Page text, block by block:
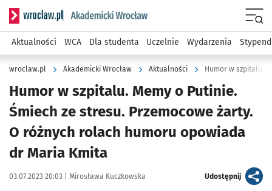
Serwis informacyjny wroclaw.pl podserwis: Akademicki
Aktualności WCA Dla studenta Uczelnie Wydarzenia
wroclaw.pl Akademicki Wrocław Aktualności
Humor w szpitalu. Memy o Putinie.
Śmiech ze stresu. Przemocowe żarty.
O różnych rolach humoru opowiada
dr Maria Kmita
Data publikacji:
03.07.2023 20:03 | Autor:
Mirosława Kuczkowska Udostępnijartykuł